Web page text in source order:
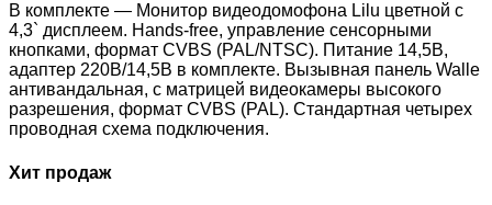
В комплекте — Монитор видеодомофона Lilu цветной с
4,3` дисплеем. Hands-free, управление сенсорными
кнопками, формат CVBS (PAL/NTSC). Питание 14,5В,
адаптер 220В/14,5В в комплекте. Вызывная панель Walle
антивандальная, с матрицей видеокамеры высокого
разрешения, формат CVBS (PAL). Стандартная четырех
проводная схема подключения.
Хит продаж